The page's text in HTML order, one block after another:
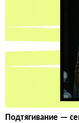
Подтягивание —